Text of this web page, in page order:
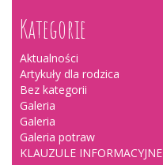
Kategorie
Aktualności
Artykuły dla rodzica
Bez kategorii
Galeria
Galeria
Galeria potraw
KLAUZULE INFORMACYJNE